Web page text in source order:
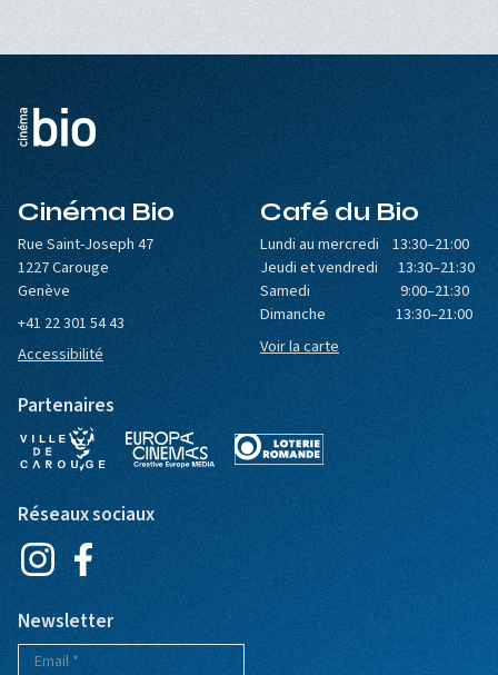
Cinéma Bio
Rue Saint-Joseph 47
1227 Carouge
Genève
+41 22 301 54 43
Accessibilité
Café du Bio
Lundi au mercredi 13:30–21:00
Jeudi et vendredi 13:30–21:30
Samedi 9:00–21:30
Dimanche 13:30–21:00
Voir la carte
Partenaires
Réseaux sociaux
Newsletter